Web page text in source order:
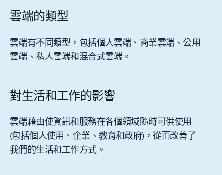
雲端的類型
雲端有不同類型，包括個人雲端、商業雲端、公用
雲端、私人雲端和混合式雲端。
對生活和工作的影響
雲端藉由使資訊和服務在各個領域隨時可供使用
(包括個人使用、企業、教育和政府)，從而改善了
我們的生活和工作方式。